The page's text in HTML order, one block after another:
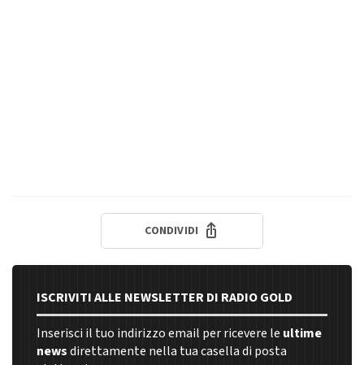
CONDIVIDI
ISCRIVITI ALLE NEWSLETTER DI RADIO GOLD
Inserisci il tuo indirizzo email per ricevere le ultime
newsdirettamente nella tua casella di posta